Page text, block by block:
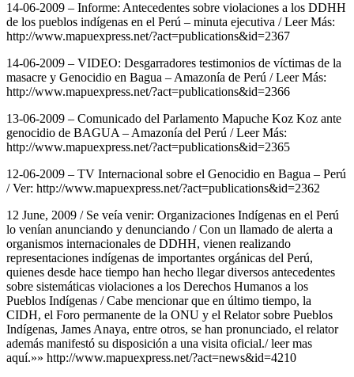
14-06-2009 – Informe: Antecedentes sobre violaciones a los DDHH
de los pueblos indígenas en el Perú – minuta ejecutiva / Leer Más:
http://www.mapuexpress.net/?act=publications&id=2367
14-06-2009 – VIDEO: Desgarradores testimonios de víctimas de la
masacre y Genocidio en Bagua – Amazonía de Perú / Leer Más:
http://www.mapuexpress.net/?act=publications&id=2366
13-06-2009 – Comunicado del Parlamento Mapuche Koz Koz ante
genocidio de BAGUA – Amazonía del Perú / Leer Más:
http://www.mapuexpress.net/?act=publications&id=2365
12-06-2009 – TV Internacional sobre el Genocidio en Bagua – Perú
/ Ver: http://www.mapuexpress.net/?act=publications&id=2362
12 June, 2009 / Se veía venir: Organizaciones Indígenas en el Perú
lo venían anunciando y denunciando / Con un llamado de alerta a
organismos internacionales de DDHH, vienen realizando
representaciones indígenas de importantes orgánicas del Perú,
quienes desde hace tiempo han hecho llegar diversos antecedentes
sobre sistemáticas violaciones a los Derechos Humanos a los
Pueblos Indígenas / Cabe mencionar que en último tiempo, la
CIDH, el Foro permanente de la ONU y el Relator sobre Pueblos
Indígenas, James Anaya, entre otros, se han pronunciado, el relator
además manifestó su disposición a una visita oficial./ leer mas
aquí.»» http://www.mapuexpress.net/?act=news&id=4210